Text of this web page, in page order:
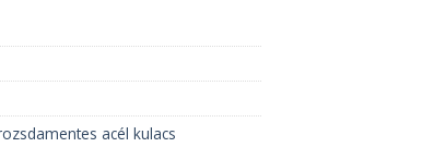
acél kulacs